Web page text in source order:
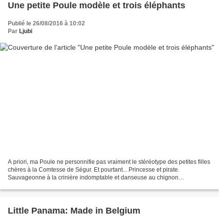
Une petite Poule modèle et trois éléphants
Publié le 26/08/2016 à 10:02
Par Ljubi
A priori, ma Poule ne personnifie pas vraiment le stéréotype des petites filles
chères à la Comtesse de Ségur. Et pourtant... Princesse et pirate.
Sauvageonne à la crinière indomptable et danseuse au chignon
Little Panama: Made in Belgium